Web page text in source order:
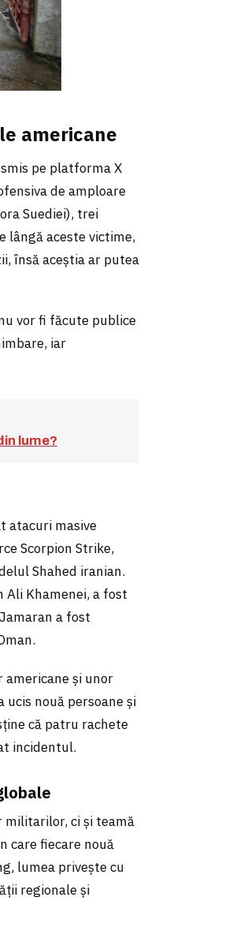
americane
pe platforma X
de amploare
Suediei), trei
lângă aceste victime,
însă aceștia ar putea
vor fi făcute publice
iar
lume?
atacuri masive
Scorpion Strike,
Shahed iranian.
Khamenei, a fost
a fost
și unor
nouă persoane și
că patru rachete
incidentul.
militarilor, ci și teamă
care fiecare nouă
lumea privește cu
regionale și